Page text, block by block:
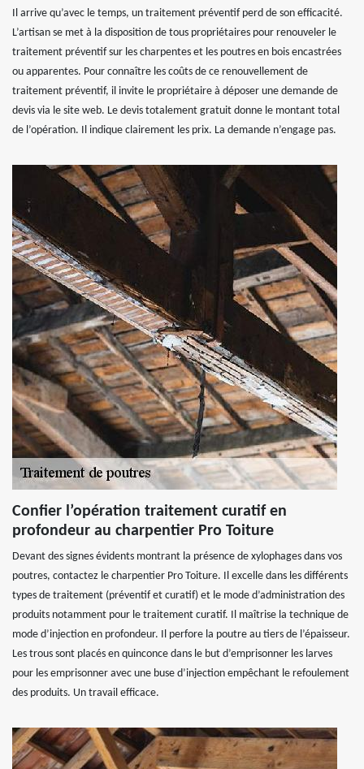
Il arrive qu’avec le temps, un traitement préventif perd de son efficacité.
L’artisan se met à la disposition de tous propriétaires pour renouveler le
traitement préventif sur les charpentes et les poutres en bois encastrées
ou apparentes. Pour connaître les coûts de ce renouvellement de
traitement préventif, il invite le propriétaire à déposer une demande de
devis via le site web. Le devis totalement gratuit donne le montant total
de l’opération. Il indique clairement les prix. La demande n’engage pas.
Confier l’opération traitement curatif en
profondeur au charpentier Pro Toiture
Devant des signes évidents montrant la présence de xylophages dans vos
poutres, contactez le charpentier Pro Toiture. Il excelle dans les différents
types de traitement (préventif et curatif) et le mode d’administration des
produits notamment pour le traitement curatif. Il maîtrise la technique de
mode d’injection en profondeur. Il perfore la poutre au tiers de l’épaisseur.
Les trous sont placés en quinconce dans le but d’emprisonner les larves
pour les emprisonner avec une buse d’injection empêchant le refoulement
des produits. Un travail efficace.